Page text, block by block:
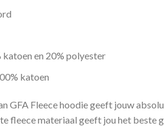
en 20% polyester
katoen
GFA Fleece hoodie geeft jouw
fleece materiaal geeft jou het beste